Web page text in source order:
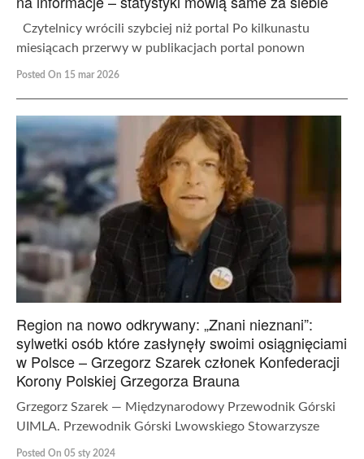
Czytelnicy wrócili szybciej niż portal Po kilkunastu
miesiącach przerwy w publikacjach portal ponown
Posted On 15 mar 2026
Region na nowo odkrywany: „Znani nieznani”:
sylwetki osób które zasłynęły swoimi osiągnięciami
w Polsce – Grzegorz Szarek członek Konfederacji
Korony Polskiej Grzegorza Brauna
Grzegorz Szarek — Międzynarodowy Przewodnik Górski
UIMLA. Przewodnik Górski Lwowskiego Stowarzysze
Posted On 05 sty 2024